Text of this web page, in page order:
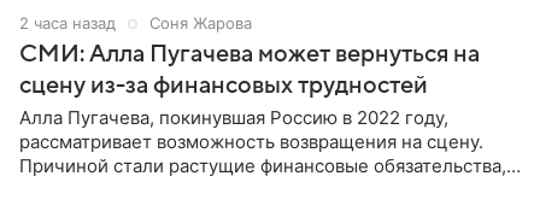
2 часа назад Соня Жарова
СМИ: Алла Пугачева может вернуться на
сцену из-за финансовых трудностей
Алла Пугачева, покинувшая Россию в 2022 году,
рассматривает возможность возвращения на сцену.
Причиной стали растущие финансовые обязательства,